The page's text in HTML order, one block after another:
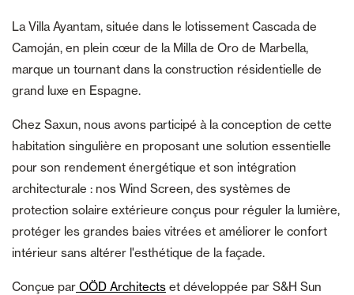
La Villa Ayantam, située dans le lotissement Cascada de
Camoján, en plein cœur de la Milla de Oro de Marbella,
marque un tournant dans la construction résidentielle de
grand luxe en Espagne.
Chez Saxun, nous avons participé à la conception de cette
habitation singulière en proposant une solution essentielle
pour son rendement énergétique et son intégration
architecturale : nos Wind Screen, des systèmes de
protection solaire extérieure conçus pour réguler la lumière,
protéger les grandes baies vitrées et améliorer le confort
intérieur sans altérer l'esthétique de la façade.
Conçue par OÖD Architects et développée par S&H Sun